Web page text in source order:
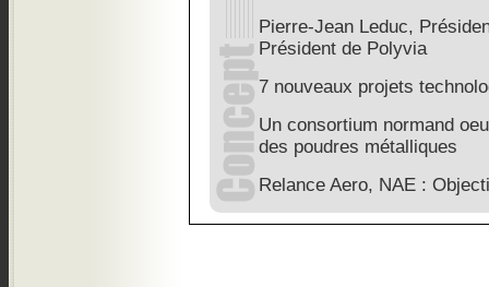
Pierre-Jean Leduc,
Président de Polyvia
7 nouveaux projets
Un consortium normand
des poudres métalliques
Relance Aero, NAE :